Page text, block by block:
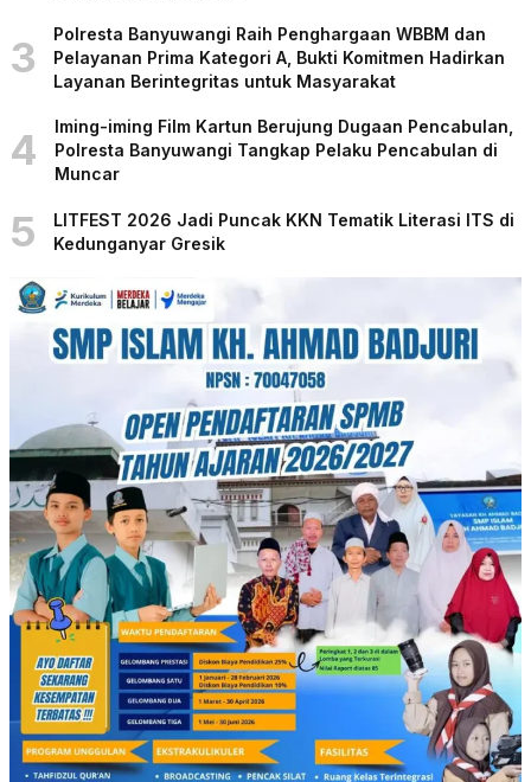
3
Polresta Banyuwangi Raih Penghargaan WBBM dan
Pelayanan Prima Kategori A, Bukti Komitmen Hadirkan
Layanan Berintegritas untuk Masyarakat
4
Iming-iming Film Kartun Berujung Dugaan Pencabulan,
Polresta Banyuwangi Tangkap Pelaku Pencabulan di
Muncar
5
LITFEST 2026 Jadi Puncak KKN Tematik Literasi ITS di
Kedunganyar Gresik